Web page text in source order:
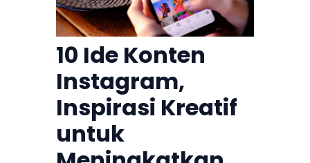
10 Ide Konten
Instagram,
Inspirasi Kreatif
untuk